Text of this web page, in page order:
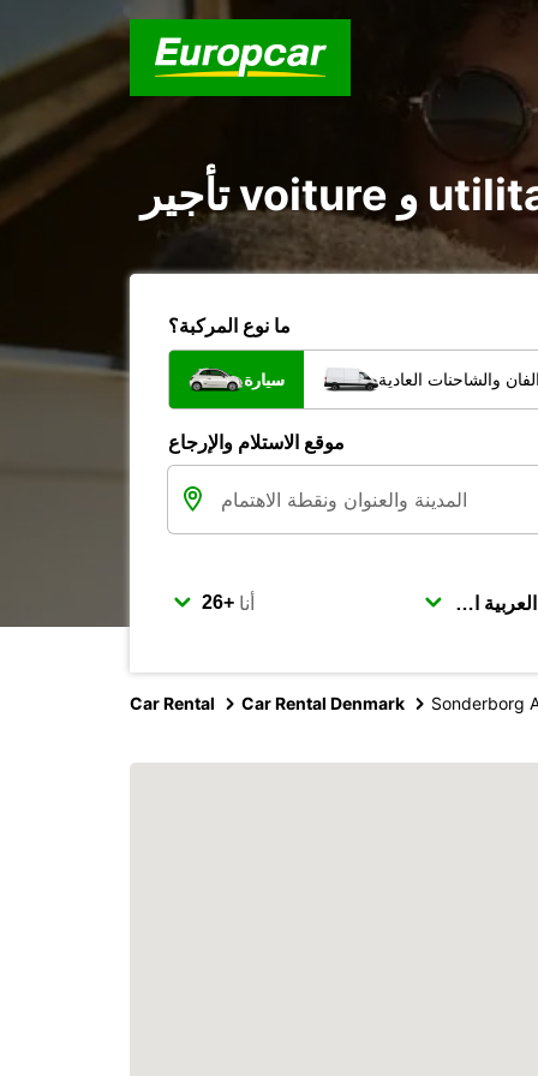
ما نوع المركبة؟
سيارة والشاحنات العادية
موقع الاستلام والإرجاع
أنا
Car Rental Car Rental Denmark Sonderborg